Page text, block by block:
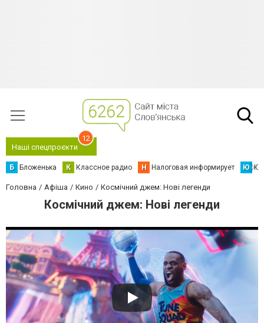
Наші спецпроєкти
12
Б Бложенька К Классное радио Н Налоговая информирует Ю
Головна Афіша Кино Космічний джем: Нові легенди
Космічний джем: Нові легенди